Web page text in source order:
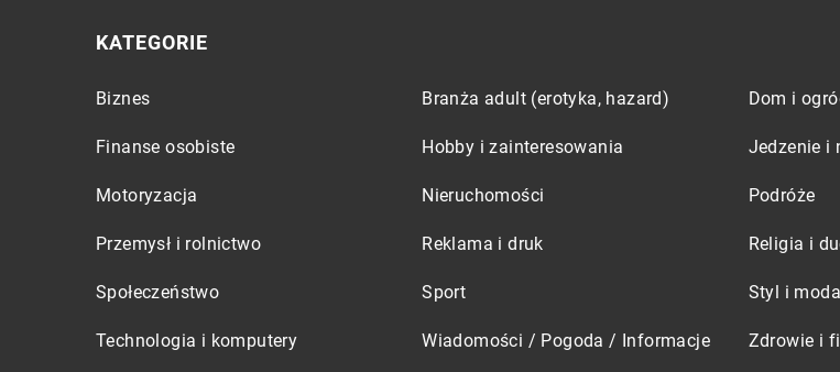
KATEGORIE
Biznes Branża adult (erotyka, hazard) Dom i
Finanse osobiste Hobby i zainteresowania Jedzenie i
Motoryzacja Nieruchomości Podróże
Przemysł i rolnictwo Reklama i druk Religia i
Społeczeństwo Sport Styl i moda
Technologia i komputery Wiadomości / Pogoda / Informacje Zdrowie i